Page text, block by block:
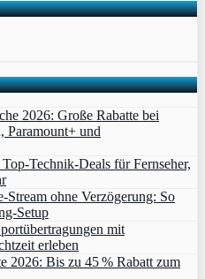
2026: Große Rabatte bei
und
Technik-Deals für Fernseher,
ohne Verzögerung: So
Setup
mit
erleben
2026: Bis zu 45 % Rabatt zum